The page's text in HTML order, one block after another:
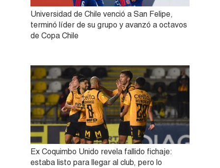
Universidad de Chile venció a San Felipe,
terminó líder de su grupo y avanzó a octavos
de Copa Chile
Ex Coquimbo Unido revela fallido fichaje:
estaba listo para llegar al club, pero lo